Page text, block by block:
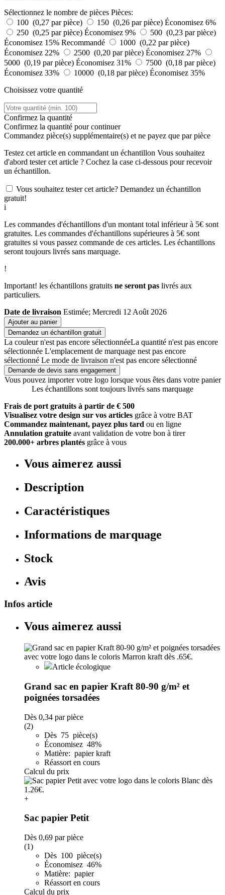
Sélectionnez le nombre de pièces Pièces:
100 (0,27 par pièce)
150 (0,26 par pièce) Économisez 6%
250 (0,25 par pièce) Économisez 9%
500 (0,23 par pièce)
Économisez 15% Recommandé
1000 (0,22 par pièce)
Économisez 22%
2500 (0,20 par pièce) Économisez 27%
5000 (0,19 par pièce) Économisez 31%
7500 (0,18 par pièce)
Économisez 33%
10000 (0,18 par pièce) Économisez 35%
Choisissez votre quantité
Confirmez la quantité
Confirmez la quantité pour continuer
Commandez pièce(s) supplémentaire(s) et ne payez que par pièce
Testez cet article en commandant un échantillon Vous souhaitez
d'abord tester cet article ? Cochez la case ci-dessous pour recevoir
un échantillon.
Vous souhaitez tester cet article? Demandez un échantillon
gratuit!
i
Les commandes d'échantillons d'un montant total inférieur à 5€ sont
gratuites. Les commandes d'échantillons supérieures à 5€ sont
gratuites si vous passez commande de ces articles. Les échantillons
seront toujours livrés sans marquage.
!
Important! les échantillons gratuits ne seront pas livrés aux
particuliers.
Date de livraison Estimée; Mercredi 12 Août 2026
Ajouter au panier
Demandez un échantillon gratuit
La couleur n'est pas encore sélectionnéeLa quantité n'est pas encore
sélectionnée L'emplacement de marquage nest pas encore
sélectionné Le mode de livraison n'est pas encore sélectionné
Demande de devis sans engagement
Vous pouvez importer votre logo lorsque vous êtes dans votre panier
Les échantillons sont toujours livrés sans marquage
Frais de port gratuits à partir de € 500
Visualisez votre design sur vos articles grâce à votre BAT
Commandez maintenant, payez plus tard ou en ligne
Annulation gratuite avant validation de votre bon à tirer
200.000+ arbres plantés grâce à vous
Vous aimerez aussi
Description
Caractéristiques
Informations de marquage
Stock
Avis
Infos article
Vous aimerez aussi
Article écologique
Grand sac en papier Kraft 80-90 g/m² et
poignées torsadées
Dès 0,34 par pièce
(2)
Dès 75 pièce(s)
Économisez 48%
Matière: papier kraft
Réassort en cours
Calcul du prix
+
Sac papier Petit
Dès 0,69 par pièce
(1)
Dès 100 pièce(s)
Économisez 46%
Matière: papier
Réassort en cours
Calcul du prix